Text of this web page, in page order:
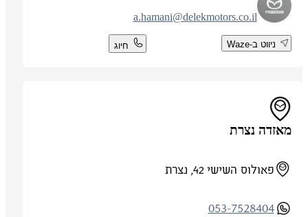
a.hamani@delekmotors.co.il
ניווט ב-Waze חיוג
מאזדה נצרת
פאולוס השישי 42, נצרת
053-7528404